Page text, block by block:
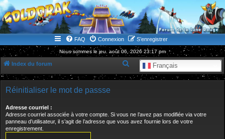
WWW.GOLDORAKGO.COM
le site de la Lune Rouge
FAQ Connexion S’enregistrer
Nous sommes le jeu. août 06, 2026 23:17 pm
Index du forum Français
e
r
Réinitialiser le mot de passse
Adresse courriel :
Adresse courriel associée à votre compte. Si vous ne l’avez pas modifiée via votre
panneau d’utilisateur, il s’agit de l’adresse que vous avez fournie lors de votre
enregistrement.